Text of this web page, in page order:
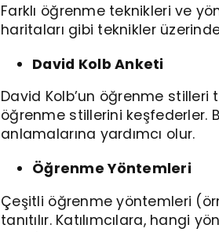
Farklı öğrenme teknikleri ve
haritaları gibi teknikler
David Kolb Anketi
David Kolb’un öğrenme stilleri
öğrenme stillerini keşfederler.
anlamalarına yardımcı olur.
Öğrenme Yöntemleri
Çeşitli öğrenme yöntemleri
tanıtılır. Katılımcılara, hangi